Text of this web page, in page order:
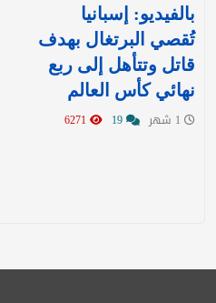
بالفيديو: إسبانيا
تُقصي البرتغال بهدف
قاتل وتتأهل إلى ربع
نهائي كأس العالم